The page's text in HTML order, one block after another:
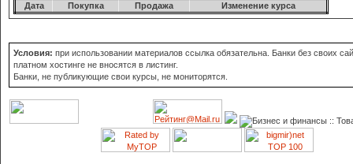
Дата Покупка Продажа Изменение курса
Условия: при использовании материалов ссылка обязательна. Банки без своих
платном хостинге не вносятся в листинг.
Банки, не публикующие свои курсы, не мониторятся.